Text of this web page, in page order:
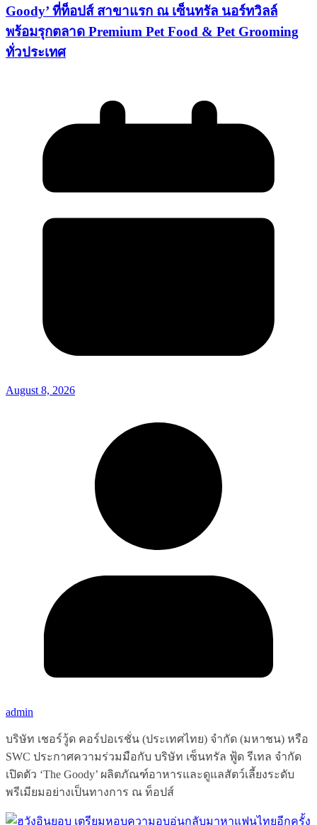
Goody’ ที่ท็อปส์ สาขาแรก ณ เซ็นทรัล นอร์ทวิลล์
พร้อมรุกตลาด Premium Pet Food & Pet Grooming
ทั่วประเทศ
August 8, 2026
admin
บริษัท เชอร์วู้ด คอร์ปอเรชั่น (ประเทศไทย) จำกัด (มหาชน) หรือ
SWC ประกาศความร่วมมือกับ บริษัท เซ็นทรัล ฟู้ด รีเทล จำกัด
เปิดตัว ‘The Goody’ ผลิตภัณฑ์อาหารและดูแลสัตว์เลี้ยงระดับ
พรีเมียมอย่างเป็นทางการ ณ ท็อปส์